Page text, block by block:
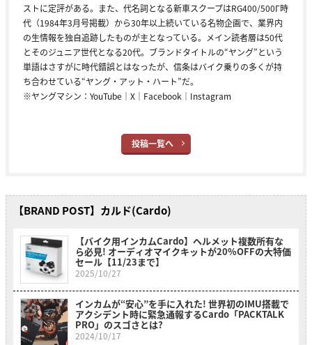
ストに定評がある。また、代名詞となる新車スクープはRG400/500Γ時
代（1984年3月号掲載）から30年以上続いている名物企画で、業界内
の生情報を独自追跡したものが主となっている。メイン読者層は50代
とそのジュニア世代となる20代。ブランドタイトルの“ヤング”という
単語はさすがに時代錯誤とはなったが、信条はバイク乗りの多くが持
ち合わせている“ヤング・アット・ハート”だ。
※ヤングマシン： YouTube ｜ X ｜ Facebook ｜ Instagram
投稿一覧へ
【BRAND POST】カルド(Cardo)
【バイク用インカムCardo】ヘルメット複数所有な
ら必見! オーディオマイクキットが20%OFFの大特価
セール【11/23まで】
2025/10/27
インカムが“安心”を手に入れた! 世界初のIMU搭載で
アクシデント時に緊急通報するCardo「PACKTALK
PRO」のスゴさとは?
2024/10/17